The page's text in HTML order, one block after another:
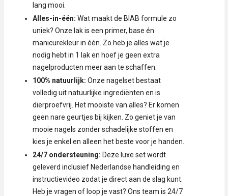
lang mooi.
Alles-in-één: Wat maakt de BIAB formule zo
uniek? Onze lak is een primer, base én
manicurekleur in één. Zo heb je alles wat je
nodig hebt in 1 lak en hoef je geen extra
nagelproducten meer aan te schaffen.
100% natuurlijk: Onze nagelset bestaat
volledig uit natuurlijke ingrediënten en is
dierproefvrij. Het mooiste van alles? Er komen
geen nare geurtjes bij kijken. Zo geniet je van
mooie nagels zonder schadelijke stoffen en
kies je enkel en alleen het beste voor je handen.
24/7 ondersteuning: Deze luxe set wordt
geleverd inclusief Nederlandse handleiding en
instructievideo zodat je direct aan de slag kunt.
Heb je vragen of loop je vast? Ons team is 24/7